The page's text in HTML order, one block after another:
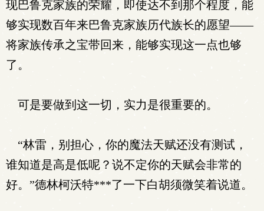
现巴鲁克家族的荣耀，即使达不到那个程度，能
够实现数百年来巴鲁克家族历代族长的愿望——
将家族传承之宝带回来，能够实现这一点也够
了。
可是要做到这一切，实力是很重要的。
“林雷，别担心，你的魔法天赋还没有测试，
谁知道是高是低呢？说不定你的天赋会非常的
好。”德林柯沃特***了一下白胡须微笑着说道。